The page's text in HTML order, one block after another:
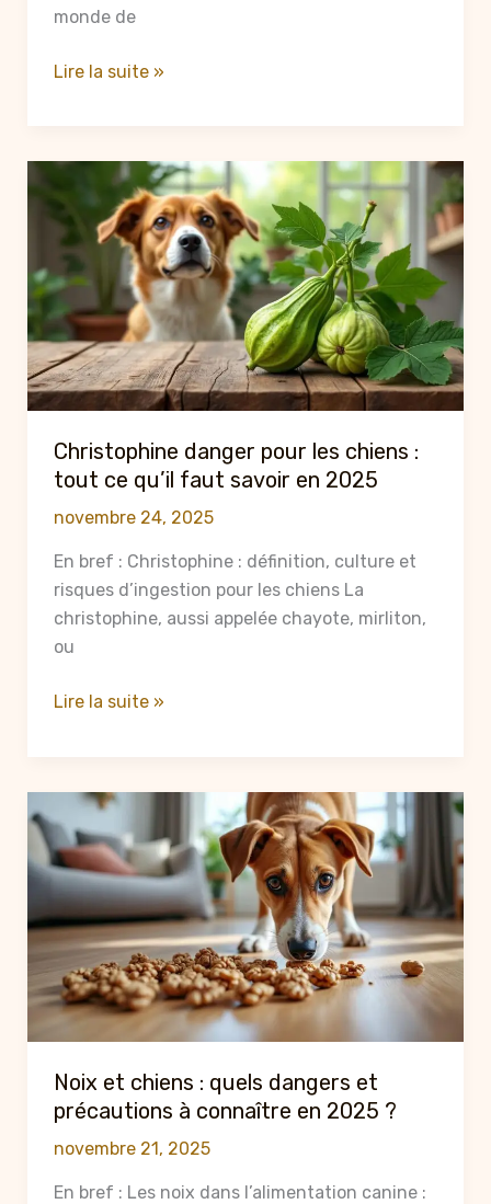
monde de
Tout
l’alimentation
sur-
mesure
pour
chiens
Lire la suite »
Christophine danger pour les chiens :
tout ce qu’il faut savoir en 2025
novembre 24, 2025
En bref : Christophine : définition, culture et
risques d’ingestion pour les chiens La
christophine, aussi appelée chayote, mirliton,
ou
Christophine
chiens
:
tout
ce
qu’il
savoir
en
2025
Lire la suite »
Noix et chiens : quels dangers et
précautions à connaître en 2025 ?
novembre 21, 2025
En bref : Les noix dans l’alimentation canine :